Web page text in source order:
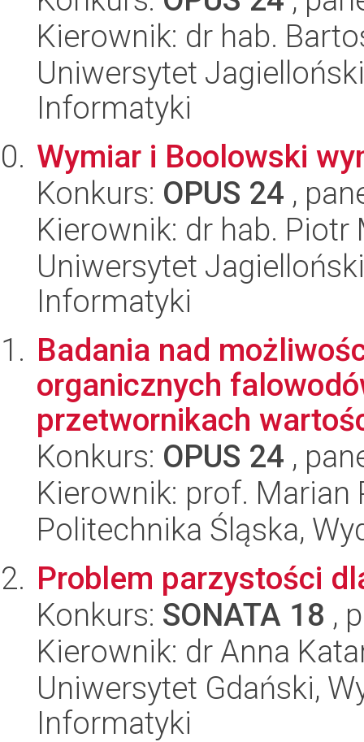
Kierownik: dr hab.
Uniwersytet
Informatyki
Wymiar i Boolowski
Konkurs: OPUS 24 ,
Kierownik: dr hab. Piotr
Uniwersytet
Informatyki
Badania nad
organicznych
przetwornikach
Konkurs: OPUS 24 ,
Kierownik: prof. Marian
Politechnika Śląska,
Problem parzystości
Konkurs: SONATA 18 ,
Kierownik: dr Anna
Uniwersytet Gdański,
Informatyki